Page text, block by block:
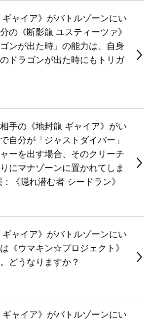
ャイア》がバトルゾーンにい
の《断影龍 ユスティーツァ》
ンが出た時」の能力は、自身
ドラゴンが出た時にもトリガ
手の《地封龍 ギャイア》がい
自分が「ジャストダイバー」
ーを出す場合、そのクリーチ
にマナゾーンに置かれてしま
《隠れ潜む者 シードラン》
ャイア》がバトルゾーンにい
《ウマキン☆プロジェクト》
どうなりますか？
ャイア》がバトルゾーンにい